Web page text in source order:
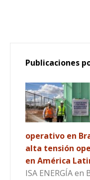
Publicaciones
operativo en
alta tensión
en América
ISA ENERGÍA